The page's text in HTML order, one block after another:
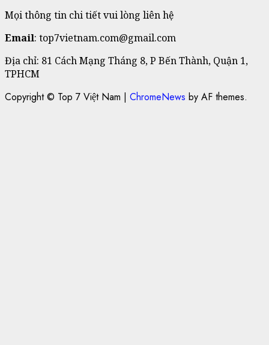
Mọi thông tin chi tiết vui lòng liên hệ
Email: top7vietnam.com@gmail.com
Địa chỉ: 81 Cách Mạng Tháng 8, P Bến Thành, Quận 1,
TPHCM
Copyright © Top 7 Việt Nam | ChromeNews by AF themes.